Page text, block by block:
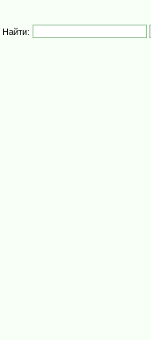
Найти: